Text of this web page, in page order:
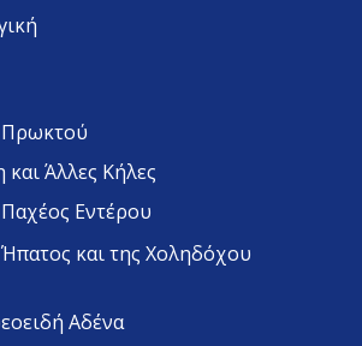
Πρωκτού
Άλλες Κήλες
Εντέρου
και της Χοληδόχου
Αδένα